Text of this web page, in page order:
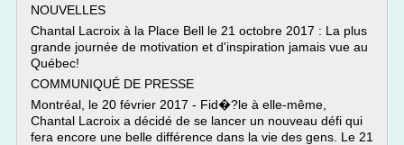
NOUVELLES
Chantal Lacroix à la Place Bell le 21 octobre 2017 : La plus
grande journée de motivation et d'inspiration jamais vue au
Québec!
COMMUNIQUÉ DE PRESSE
Montréal, le 20 février 2017 - Fid�?le à elle-même,
Chantal Lacroix a décidé de se lancer un nouveau défi qui
fera encore une belle différence dans la vie des gens. Le 21